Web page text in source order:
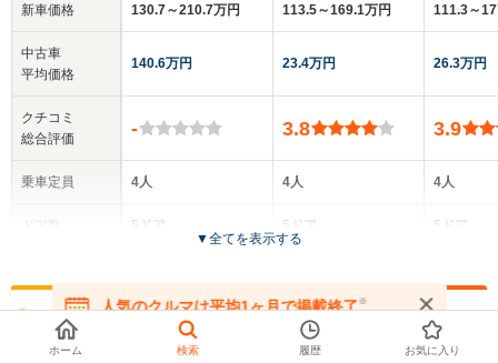
新車価格
中古車
平均価格
クチコミ
総合評価
乗車定員
130.7～210.7万円
140.6万円
-
4人
5ドア
全高
1.76m～1.81m
113.5～169.1万円
23.4万円
3.8
4人
5ドア
全高
1.73m
111.3～
26.3万円
3.9
4人
5ドア
全高
▼全てを表示する
お探しの車種でリースできるクルマ
人気のクルマは平均1ヶ月で掲載終了※
在庫が無くなる前にお問い合わせください
ホーム 検索 履歴 お気に入り